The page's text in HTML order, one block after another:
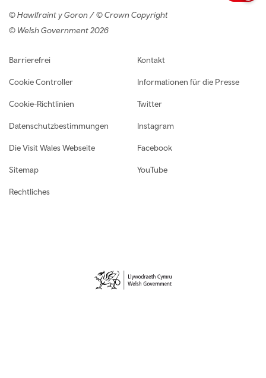
© Hawlfraint y Goron / © Crown Copyright
© Welsh Government 2026
Footer navigation
Barrierefrei
Cookie Controller
Cookie-Richtlinien
Datenschutzbestimmungen
Die Visit Wales Webseite
Sitemap
Rechtliches
Kontakt
Informationen für die Presse
Twitter
Instagram
Facebook
YouTube